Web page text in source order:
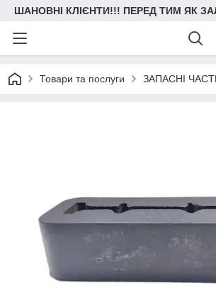
ШАНОВНІ КЛІЄНТИ!!! ПЕРЕД ТИМ ЯК
Товари та послуги ЗАПАСНІ